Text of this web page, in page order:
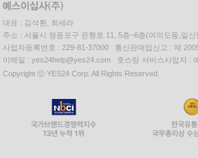
대표 : 김석환, 최세라
주소 : 서울시 영등포구 은행로 11, 5층~6층(여의도동,일신
사업자등록번호 : 229-81-37000 통신판매업신고 : 제
이메일 : yes24help@yes24.com 호스팅 서비스사업자 :
Copyright ⓒ YES24 Corp. All Rights Reserved.